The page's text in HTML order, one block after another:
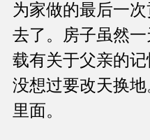
为家做的最后一
去了。房子虽然
载有关于父亲的
没想过要改天换
里面。